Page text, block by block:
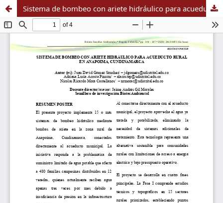
Sistema de bombeo con ariete hidráulico para acueducto rural en Anapoima, Cundinamarca